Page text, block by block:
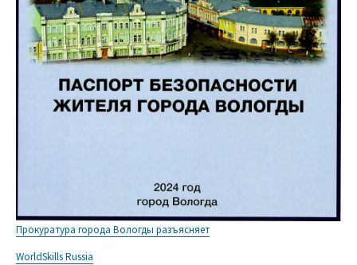
Прокуратура города Вологды разъясняет
WorldSkills Russia